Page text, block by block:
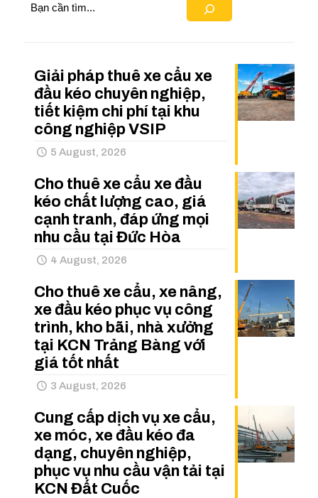
Giải pháp thuê xe cẩu xe
đầu kéo chuyên nghiệp,
tiết kiệm chi phí tại khu
công nghiệp VSIP
5 August, 2026
Cho thuê xe cẩu xe đầu
kéo chất lượng cao, giá
cạnh tranh, đáp ứng mọi
nhu cầu tại Đức Hòa
4 August, 2026
Cho thuê xe cẩu, xe nâng,
xe đầu kéo phục vụ công
trình, kho bãi, nhà xưởng
tại KCN Trảng Bàng với
giá tốt nhất
3 August, 2026
Cung cấp dịch vụ xe cẩu,
xe móc, xe đầu kéo đa
dạng, chuyên nghiệp,
phục vụ nhu cầu vận tải tại
KCN Đất Cuốc